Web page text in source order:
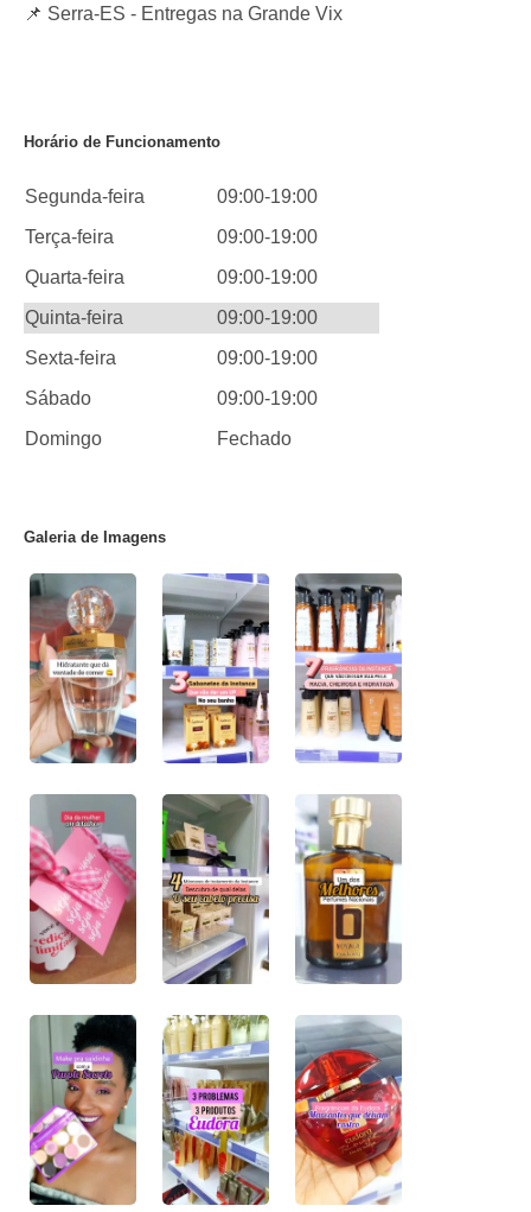
📌 Serra-ES - Entregas na Grande Vix
Horário de Funcionamento
Segunda-feira
09:00-19:00
Terça-feira
09:00-19:00
Quarta-feira
09:00-19:00
Quinta-feira
09:00-19:00
Sexta-feira
09:00-19:00
Sábado
09:00-19:00
Domingo
Fechado
Galeria de Imagens